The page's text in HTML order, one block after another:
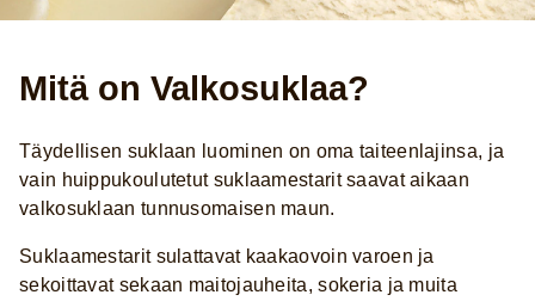
Mitä on Valkosuklaa?
Täydellisen suklaan luominen on oma taiteenlajinsa, ja
vain huippukoulutetut suklaamestarit saavat aikaan
valkosuklaan tunnusomaisen maun.
Suklaamestarit sulattavat kaakaovoin varoen ja
sekoittavat sekaan maitojauheita, sokeria ja muita